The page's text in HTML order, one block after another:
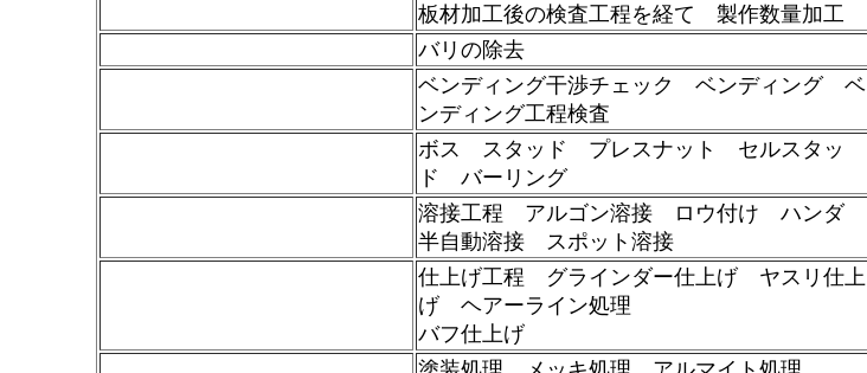
板材加工後の検査工程を経て 製作数量加工
バリの除去
ベンディング干渉チェック ベンディング ベ
ンディング工程検査
ボス スタッド プレスナット セルスタッ
ド バーリング
溶接工程 アルゴン溶接 ロウ付け ハンダ
半自動溶接 スポット溶接
仕上げ工程 グラインダー仕上げ ヤスリ仕上
げ ヘアーライン処理
バフ仕上げ